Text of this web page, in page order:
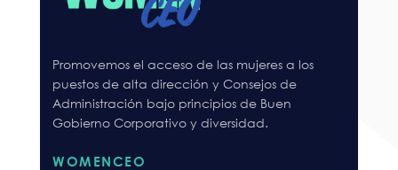
Promovemos el acceso de las mujeres a los
puestos de alta dirección y Consejos de
Administración bajo principios de Buen
Gobierno Corporativo y diversidad.
WOMENCEO